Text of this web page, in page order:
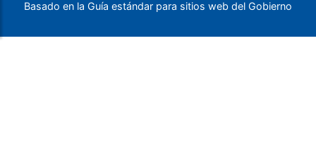
Basado en la Guía estándar para sitios web del Gobierno